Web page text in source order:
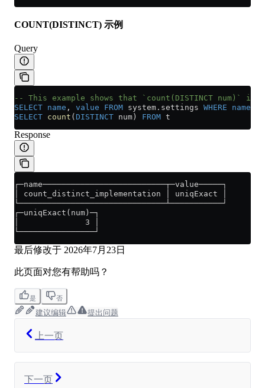
COUNT(DISTINCT) 示例
Query
-- This example shows that `count(DISTINCT num)`
SELECT name , value FROM system . settings WHERE name
SELECT count ( DISTINCT num) FROM t
Response
┌─name──────────────────────────┬─value─────┐
│ count_distinct_implementation │ uniqExact │
└───────────────────────────────┴───────────┘
┌─uniqExact(num)─┐
│              3 │
└────────────────┘
最后修改于 2026年7月23日
此页面对您有帮助吗？
是 否
建议编辑 提出问题
上一页
下一页